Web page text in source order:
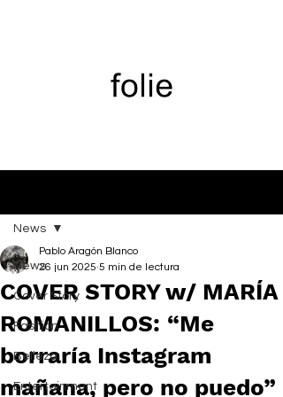
News
Cover Story
Fashion
Belleza
Entertainment
News
COVER STORY w/ MARÍA
ROMANILLOS: “Me
borraría Instagram
mañana, pero no puedo”
Pablo Aragón Blanco
26 jun 2025 5 min de lectura